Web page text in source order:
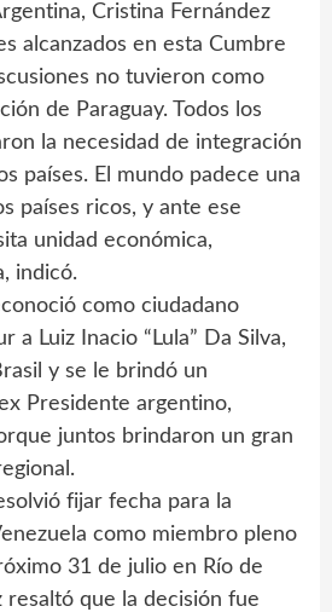
Cristina Fernández
alcanzados en esta Cumbre
no tuvieron como
de Paraguay. Todos los
la necesidad de integración
países. El mundo padece una
países ricos, y ante ese
unidad económica,
indicó.
como ciudadano
a Luiz Inacio “Lula” Da Silva,
y se le brindó un
Presidente argentino,
juntos brindaron un gran
fijar fecha para la
como miembro pleno
31 de julio en Río de
resaltó que la decisión fue